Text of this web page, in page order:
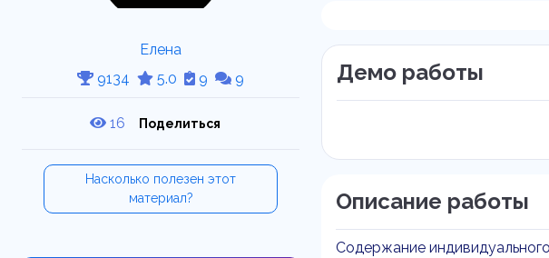
Елена
9134
5.0 9 9
16 Поделиться
Насколько полезен этот
материал?
Демо работы
Описание работы
Содержание